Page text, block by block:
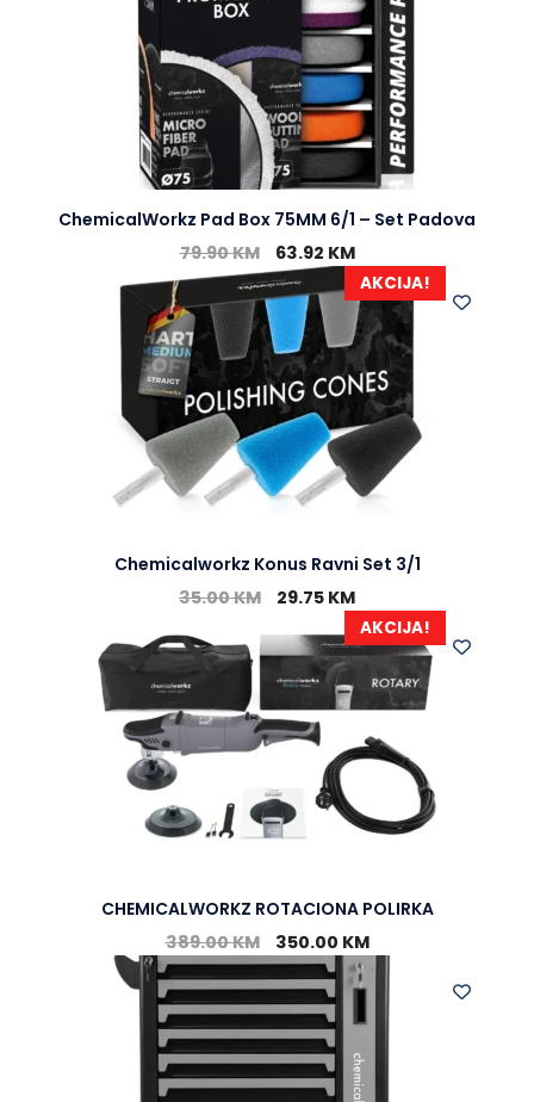
ChemicalWorkz Pad Box 75MM 6/1 – Set Padova
79.90KM 63.92 KM
AKCIJA!
Chemicalworkz Konus Ravni Set 3/1
35.00KM 29.75 KM
AKCIJA!
CHEMICALWORKZ ROTACIONA POLIRKA
389.00KM 350.00 KM